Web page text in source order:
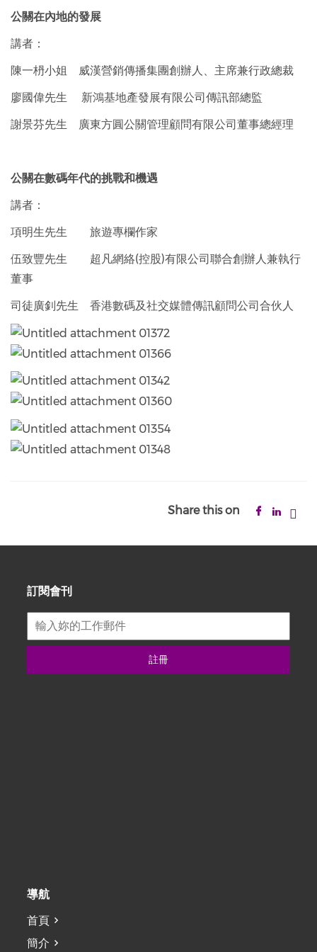
公關在內地的發展
講者：
陳一枬小姐 威漢營銷傳播集團創辦人、主席兼行政總裁
廖國偉先生 新鴻基地產發展有限公司傳訊部總監
謝景芬先生 廣東方圓公關管理顧問有限公司董事總經理
公關在數碼年代的挑戰和機遇
講者：
項明生先生 旅遊專欄作家
伍致豐先生 超凡網絡(控股)有限公司聯合創辦人兼執行
董事
司徒廣釗先生 香港數碼及社交媒體傳訊顧問公司合伙人
Share this on
訂閱會刊
註冊
導航
首頁
簡介